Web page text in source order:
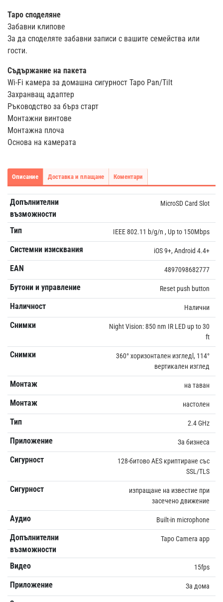
Tapo споделяне
Забавни клипове
За да споделяте забавни записи с вашите семейства или
гости.
Съдържание на пакета
Wi-Fi камера за домашна сигурност Tapo Pan/Tilt
Захранващ адаптер
Ръководство за бърз старт
Монтажни винтове
Монтажна плоча
Основа на камерата
Описание Доставка и плащане Коментари
Допълнителни
възможности
MicroSD Card Slot
Тип IEEE 802.11 b/g/n , Up to 150Mbps
Системни изисквания iOS 9+, Android 4.4+
EAN 4897098682777
Бутони и управление Reset push button
Наличност Налични
Снимки
Night Vision: 850 nm IR LED up to 30
ft
Снимки
360° хоризонтален изгледl, 114°
вертикален изглед
Монтаж на таван
Монтаж настолен
Тип 2.4 GHz
Приложение За бизнеса
Сигурност
128-битово AES криптиране със
SSL/TLS
Сигурност
изпращане на известие при
засечено движение
Аудио Built-in microphone
Допълнителни
възможности
Tapo Camera app
Видео 15fps
Приложение За дома